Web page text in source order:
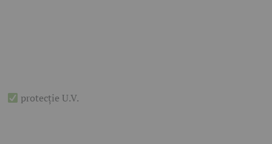
protecție U.V.